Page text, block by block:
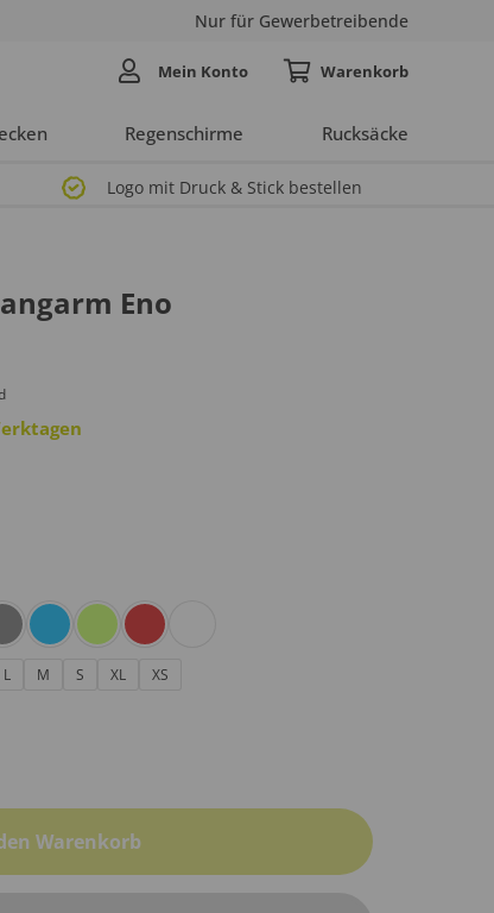
Nur für Gewerbetreibende
Regenschirme Rucksäcke
Mein Konto
Logo mit Druck & Stick bestellen
Eno
L M S XL XS
Warenkorb